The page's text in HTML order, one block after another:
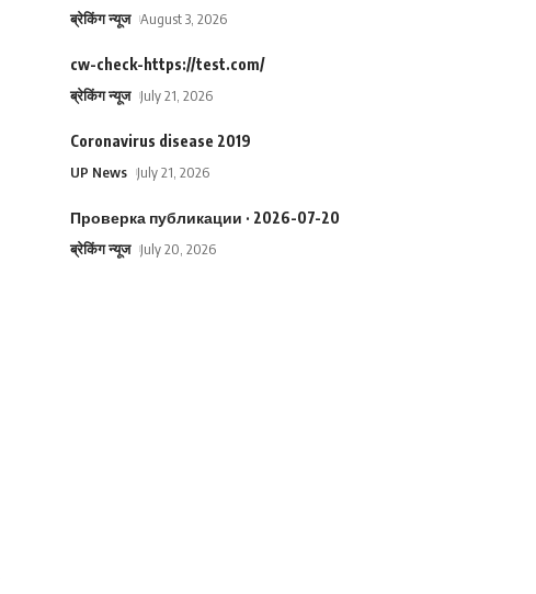
ब्रेकिंग न्यूज August 3, 2026
cw-check-https://test.com/
ब्रेकिंग न्यूज July 21, 2026
Coronavirus disease 2019
UP News July 21, 2026
Проверка публикации · 2026-07-20
ब्रेकिंग न्यूज July 20, 2026